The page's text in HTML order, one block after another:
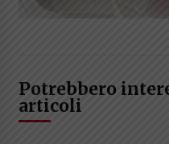
Potrebbero
articoli